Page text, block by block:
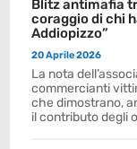
Blitz antimafia
coraggio di chi
Addiopizzo”
20 Aprile 2026
La nota
commercianti
che dimostrano,
il contributo degli